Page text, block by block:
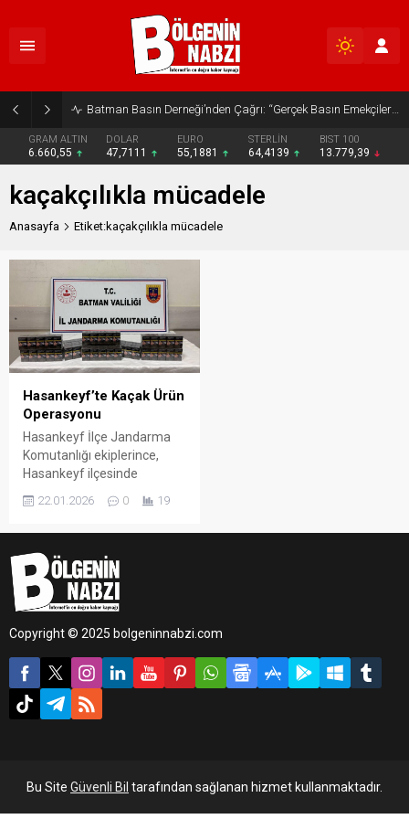
Batman Basın Derneği’nden Çağrı: “Gerçek Basın Emekçileri Desteklenmeli”
GRAM ALTIN
6.660,55
DOLAR
47,7111
EURO
55,1881
STERLİN
64,4139
BIST 100
13.779,39
kaçakçılıkla mücadele
Anasayfa Etiket:kaçakçılıkla mücadele
Hasankeyf’te Kaçak Ürün
Operasyonu
Hasankeyf İlçe Jandarma
Komutanlığı ekiplerince,
Hasankeyf ilçesinde
noktasında gerçekleştirilen
22.01.2026 0 19
Copyright © 2025 bolgeninnabzi.com
Bu Site Güvenli Bil tarafından sağlanan hizmet kullanmaktadır.